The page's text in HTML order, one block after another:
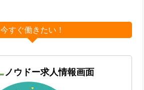
今すぐ働きたい！
ノウドー求人情報画面